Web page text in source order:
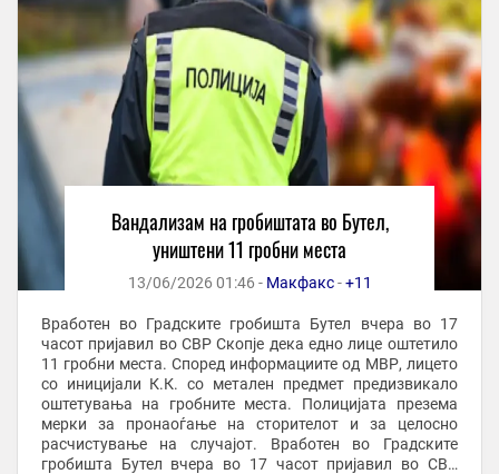
Вандализам на гробиштата во Бутел,
уништени 11 гробни места
13/06/2026 01:46 - Макфакс-+11
Вработен во Градските гробишта Бутел вчера во 17
часот пријавил во СВР Скопје дека едно лице оштетило
11 гробни места. Според информациите од МВР, лицето
со иницијали К.К. со метален предмет предизвикало
оштетувања на гробните места. Полицијата презема
мерки за пронаоѓање на сторителот и за целосно
расчистување на случајот. Вработен во Градските
гробишта Бутел вчера во 17 часот пријавил во СВР